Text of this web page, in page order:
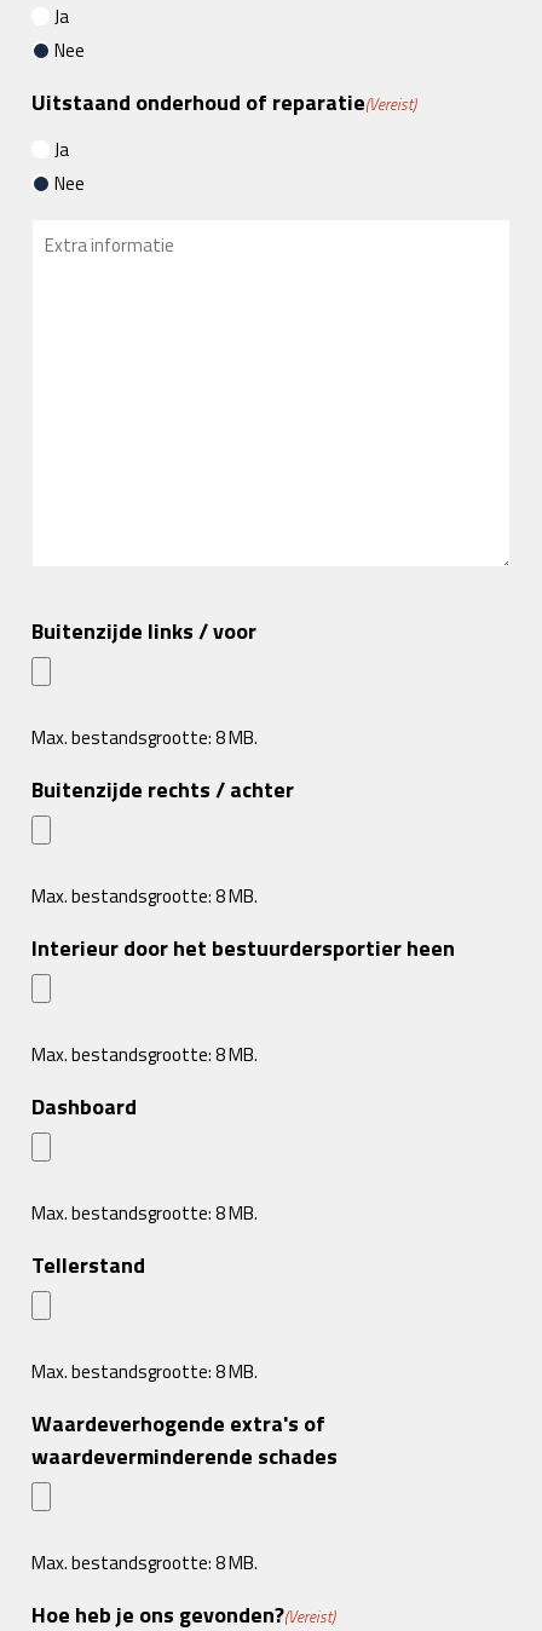
Ja
Nee
Uitstaand onderhoud of reparatie(Vereist)
Ja
Nee
Extra
Buitenzijde links / voor
Max. bestandsgrootte: 8 MB.
Buitenzijde rechts / achter
Max. bestandsgrootte: 8 MB.
Interieur door het bestuurdersportier heen
Max. bestandsgrootte: 8 MB.
Dashboard
Max. bestandsgrootte: 8 MB.
Tellerstand
Max. bestandsgrootte: 8 MB.
Waardeverhogende extra's of
waardeverminderende schades
Max. bestandsgrootte: 8 MB.
Hoe heb je ons gevonden?(Vereist)